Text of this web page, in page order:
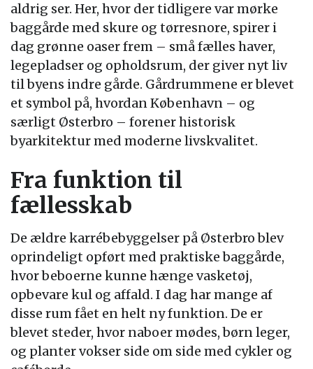
aldrig ser. Her, hvor der tidligere var mørke
baggårde med skure og tørresnore, spirer i
dag grønne oaser frem – små fælles haver,
legepladser og opholdsrum, der giver nyt liv
til byens indre gårde. Gårdrummene er blevet
et symbol på, hvordan København – og
særligt Østerbro – forener historisk
byarkitektur med moderne livskvalitet.
Fra funktion til
fællesskab
De ældre karrébebyggelser på Østerbro blev
oprindeligt opført med praktiske baggårde,
hvor beboerne kunne hænge vasketøj,
opbevare kul og affald. I dag har mange af
disse rum fået en helt ny funktion. De er
blevet steder, hvor naboer mødes, børn leger,
og planter vokser side om side med cykler og